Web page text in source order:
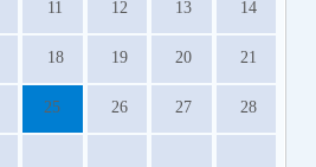
11 12 13 14
18 19 20 21
25 26 27 28